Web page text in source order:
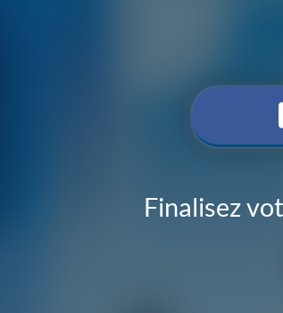
Finalisez